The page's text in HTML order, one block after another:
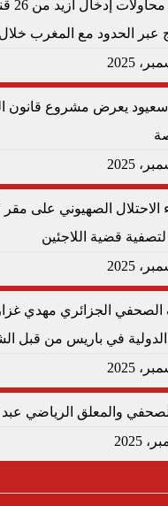
عبر الحدود مع المغرب
سعيود يعرض مشروع قانون
الاحتلال الصهيوني على
قضية اللاجئين
والمعلق الرياضي